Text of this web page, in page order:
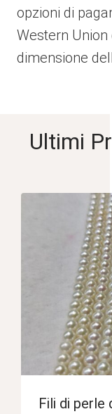
opzioni di
Western
dimensione
Ultimi
Fili di perle